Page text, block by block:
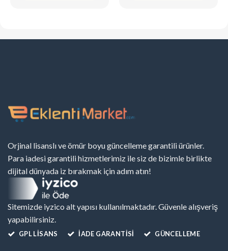
Orjinal lisanslı ve ömür boyu güncelleme garantili ürünler.
Para iadesi garantili hizmetlerimiz ile siz de bizimle birlikte
dijital dünyada iz bırakmak için adım atın!
Sitemizde iyzico alt yapısı kullanılmaktadır. Güvenle alışveriş
yapabilirsiniz.
GPL LISANS İADE GARANTİSİ GÜNCELLEME